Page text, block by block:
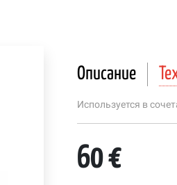
Описание
Используется в
60 €